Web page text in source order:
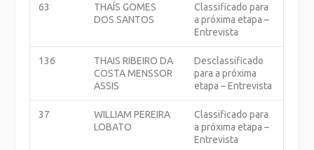
63
THAÍS GOMES
DOS SANTOS
Classificado para
a próxima etapa –
Entrevista
136
THAIS RIBEIRO DA
COSTA MENSSOR
ASSIS
Desclassificado
para a próxima
etapa – Entrevista
37
WILLIAM PEREIRA
LOBATO
Classificado para
a próxima etapa –
Entrevista